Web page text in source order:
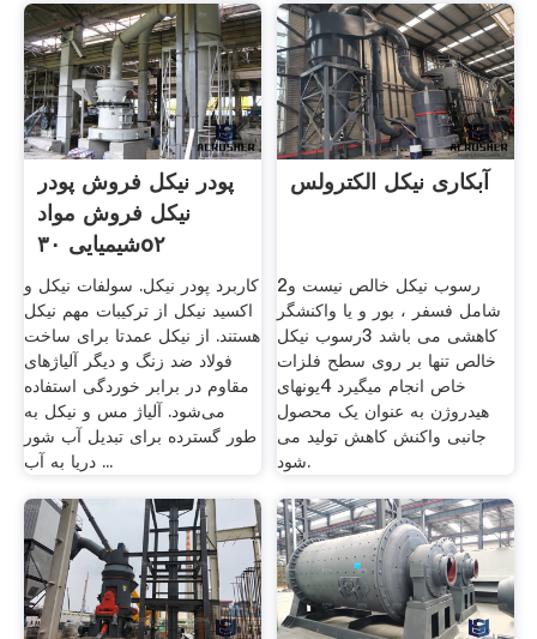
پودر نیکل فروش پودر
نیکل فروش مواد
شیمیایی ۳۰o۲
کاربرد پودر نیکل. سولفات نیکل و
اکسید نیکل از ترکیبات مهم نیکل
هستند. از نیکل عمدتا برای ساخت
فولاد ضد زنگ و دیگر آلیاژهای
مقاوم در برابر خوردگی استفاده
می‌شود. آلیاژ مس و نیکل به
طور گسترده برای تبدیل آب شور
دریا به آب ...
آبکاری نیکل الکترولس
2رسوب نیکل خالص نیست و
شامل فسفر ، بور و یا واکنشگر
کاهشی می باشد 3رسوب نیکل
خالص تنها بر روی سطح فلزات
خاص انجام میگیرد 4یونهای
هیدروژن به عنوان یک محصول
جانبی واکنش کاهش تولید می
شود.